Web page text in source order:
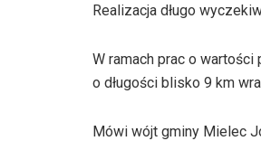
Realizacja długo
W ramach prac o wartości
o długości blisko 9 km
Mówi wójt gminy Mielec